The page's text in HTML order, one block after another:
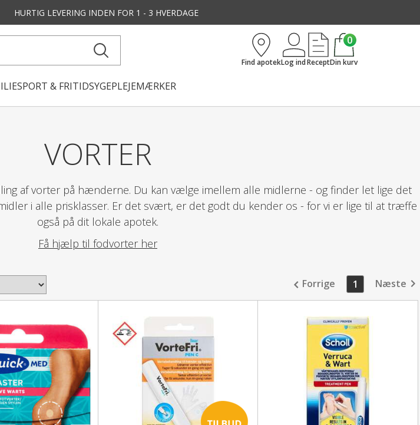
HURTIG LEVERING INDEN FOR 1 - 3 HVERDAGE
SPORT & FRITIDSYGEPLEJEMÆRKER
Find apotekLog indRecept
0
Din kurv
VORTER
af vorter på hænderne. Du kan vælge imellem alle midlerne - og finder let lige det
i alle prisklasser. Er det svært, er det godt du kender os - for vi er lige til at træffe
også på dit lokale apotek.
Få hjælp til fodvorter her
Forrige 1 Næste